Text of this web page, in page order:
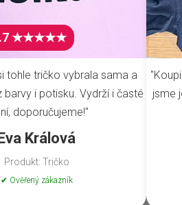
★★★★★
tohle tričko vybrala sama a
barvy i potisku. Vydrží i časté
doporučujeme!"
Eva Králová
Produkt: Tričko
✔ Ověřený zákazník
jsme